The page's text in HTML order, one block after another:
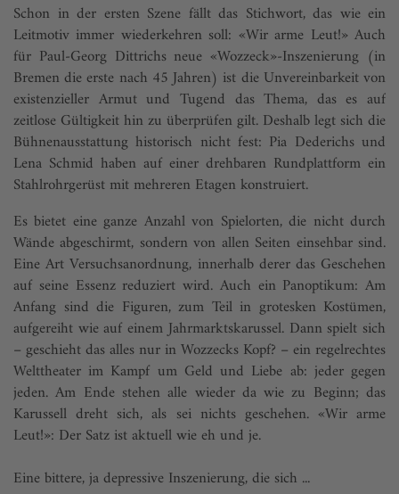
Schon in der ersten Szene fällt das Stichwort, das wie ein
Leitmotiv immer wiederkehren soll: «Wir arme Leut!» Auch
für Paul-Georg Dittrichs neue «Wozzeck»-Inszenierung (in
Bremen die erste nach 45 Jahren) ist die Unvereinbarkeit von
existenzieller Armut und Tugend das Thema, das es auf
zeitlose Gültigkeit hin zu überprüfen gilt. Deshalb legt sich die
Bühnenausstattung historisch nicht fest: Pia Dederichs und
Lena Schmid haben auf einer drehbaren Rundplattform ein
Stahlrohrgerüst mit mehreren Etagen konstruiert.
Es bietet eine ganze Anzahl von Spielorten, die nicht durch
Wände abgeschirmt, sondern von allen Seiten einsehbar sind.
Eine Art Versuchsanordnung, innerhalb derer das Geschehen
auf seine Essenz reduziert wird. Auch ein Panoptikum: Am
Anfang sind die Figuren, zum Teil in grotesken Kostümen,
aufgereiht wie auf einem Jahrmarktskarussel. Dann spielt sich
– geschieht das alles nur in Wozzecks Kopf? – ein regelrechtes
Welttheater im Kampf um Geld und Liebe ab: jeder gegen
jeden. Am Ende stehen alle wieder da wie zu Beginn; das
Karussell dreht sich, als sei nichts geschehen. «Wir arme
Leut!»: Der Satz ist aktuell wie eh und je.
Eine bittere, ja depressive Inszenierung, die sich ...